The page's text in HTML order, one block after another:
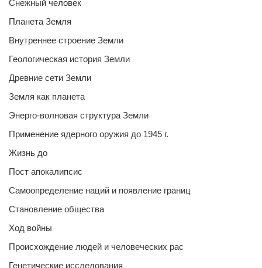
Снежный человек
Планета Земля
Внутреннее строение Земли
Геологическая история Земли
Древние сети Земли
Земля как планета
Энерго-волновая структура Земли
Применение ядерного оружия до 1945 г.
Жизнь до
Пост апокалипсис
Самоопределение наций и появление границ
Становление общества
Ход войны
Происхождение людей и человеческих рас
Генетические исследования